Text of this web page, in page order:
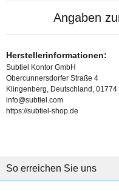
Angaben
Herstellerinformationen:
Subtiel Kontor GmbH
Obercunnersdorfer Straße 4
Klingenberg, Deutschland, 01774
info@subtiel.com
https://subtiel-shop.de
So erreichen Sie uns